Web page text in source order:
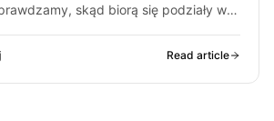
skąd biorą się podziały w
Read article